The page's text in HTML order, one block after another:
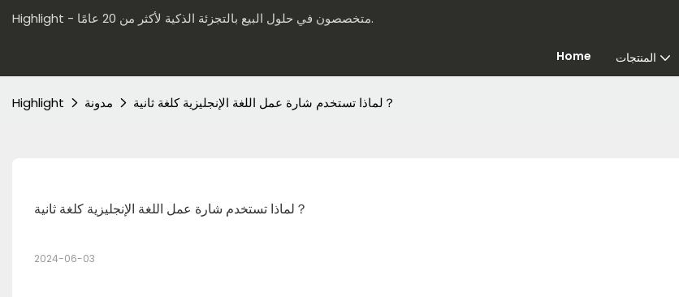
Highlight - متخصصون في حلول البيع بالتجزئة الذكية لأكثر من 20 عامًا.
Home المنتجات
Highlight مدونة لماذا تستخدم شارة عمل اللغة الإنجليزية كلغة ثانية？
لماذا تستخدم شارة عمل اللغة الإنجليزية كلغة ثانية？
2024-06-03